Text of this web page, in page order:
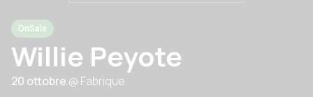
OnSale
Willie Peyote
20 ottobre @ Fabrique